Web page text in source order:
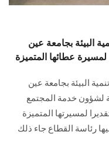
البيئة بجامعة عين
عطائها المتميزة
البيئة بجامعة عين
لشؤون خدمة المجتمع
لمسيرتها المتميزة
رئاسة القطاع جاء ذلك